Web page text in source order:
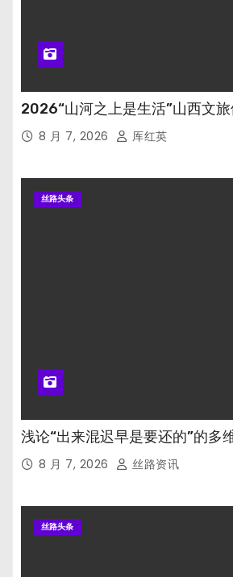
2026“山河之上是生活”山西文
8 月 7, 2026 厍红英
丝路头条
浅论“出来混迟早是要还的”的多
8 月 7, 2026 丝路资讯
丝路头条